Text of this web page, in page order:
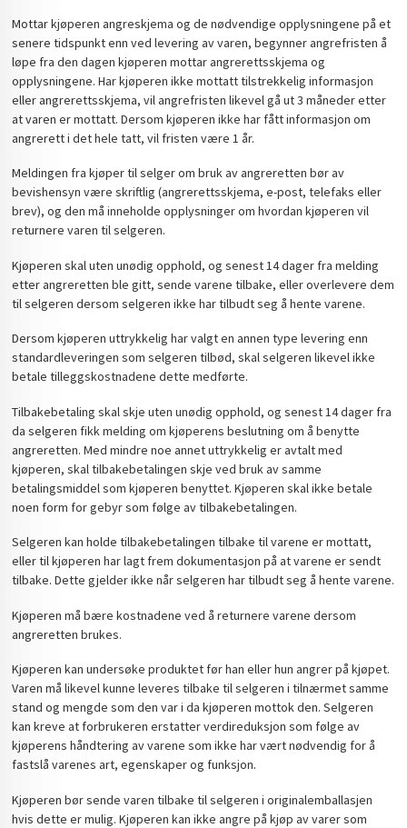
Mottar kjøperen angreskjema og de nødvendige opplysningene på et
senere tidspunkt enn ved levering av varen, begynner angrefristen å
løpe fra den dagen kjøperen mottar angrerettsskjema og
opplysningene. Har kjøperen ikke mottatt tilstrekkelig informasjon
eller angrerettsskjema, vil angrefristen likevel gå ut 3 måneder etter
at varen er mottatt. Dersom kjøperen ikke har fått informasjon om
angrerett i det hele tatt, vil fristen være 1 år.
Meldingen fra kjøper til selger om bruk av angreretten bør av
bevishensyn være skriftlig (angrerettsskjema, e-post, telefaks eller
brev), og den må inneholde opplysninger om hvordan kjøperen vil
returnere varen til selgeren.
Kjøperen skal uten unødig opphold, og senest 14 dager fra melding
etter angreretten ble gitt, sende varene tilbake, eller overlevere dem
til selgeren dersom selgeren ikke har tilbudt seg å hente varene.
Dersom kjøperen uttrykkelig har valgt en annen type levering enn
standardleveringen som selgeren tilbød, skal selgeren likevel ikke
betale tilleggskostnadene dette medførte.
Tilbakebetaling skal skje uten unødig opphold, og senest 14 dager fra
da selgeren fikk melding om kjøperens beslutning om å benytte
angreretten. Med mindre noe annet uttrykkelig er avtalt med
kjøperen, skal tilbakebetalingen skje ved bruk av samme
betalingsmiddel som kjøperen benyttet. Kjøperen skal ikke betale
noen form for gebyr som følge av tilbakebetalingen.
Selgeren kan holde tilbakebetalingen tilbake til varene er mottatt,
eller til kjøperen har lagt frem dokumentasjon på at varene er sendt
tilbake. Dette gjelder ikke når selgeren har tilbudt seg å hente varene.
Kjøperen må bære kostnadene ved å returnere varene dersom
angreretten brukes.
Kjøperen kan undersøke produktet før han eller hun angrer på kjøpet.
Varen må likevel kunne leveres tilbake til selgeren i tilnærmet samme
stand og mengde som den var i da kjøperen mottok den. Selgeren
kan kreve at forbrukeren erstatter verdireduksjon som følge av
kjøperens håndtering av varene som ikke har vært nødvendig for å
fastslå varenes art, egenskaper og funksjon.
Kjøperen bør sende varen tilbake til selgeren i originalemballasjen
hvis dette er mulig. Kjøperen kan ikke angre på kjøp av varer som